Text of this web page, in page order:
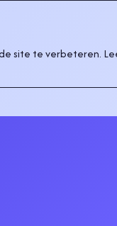
site te verbeteren.